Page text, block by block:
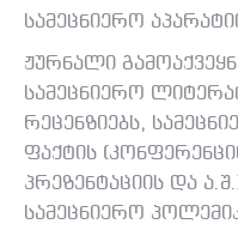
სამეცნიერო
ჟურნალი
სამეცნიერო
რეცენზიებს,
ფაქტის
პრეზენტაციის და
სამეცნიერო